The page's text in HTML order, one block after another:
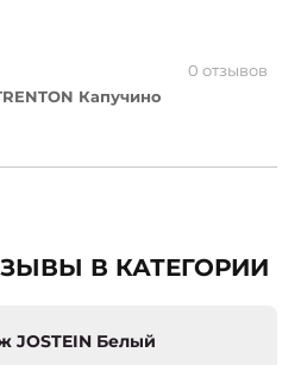
0 отзывов
Капучино
В КАТЕГОРИИ
JOSTEIN Белый